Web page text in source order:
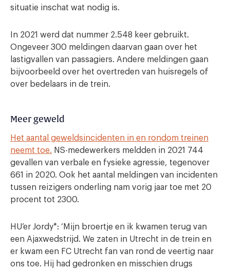
situatie inschat wat nodig is.
In 2021 werd dat nummer 2.548 keer gebruikt.
Ongeveer 300 meldingen daarvan gaan over het
lastigvallen van passagiers. Andere meldingen gaan
bijvoorbeeld over het overtreden van huisregels of
over bedelaars in de trein.
Meer geweld
Het aantal geweldsincidenten in en rondom treinen
neemt toe. NS-medewerkers meldden in 2021 744
gevallen van verbale en fysieke agressie, tegenover
661 in 2020. Ook het aantal meldingen van incidenten
tussen reizigers onderling nam vorig jaar toe met 20
procent tot 2300.
HU’er Jordy*: ‘Mijn broertje en ik kwamen terug van
een Ajaxwedstrijd. We zaten in Utrecht in de trein en
er kwam een FC Utrecht fan van rond de veertig naar
ons toe. Hij had gedronken en misschien drugs